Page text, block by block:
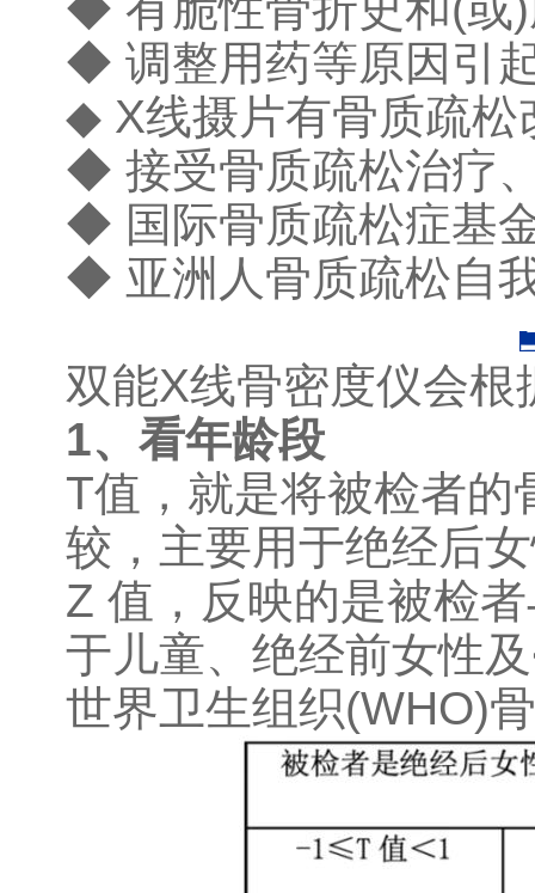
◆ 调整用药等原因引
◆ X线摄片有骨质疏松
◆ 接受骨质疏松治疗
◆ 国际骨质疏松症基
◆ 亚洲人骨质疏松自
双能X线骨密度仪会
1、看年龄段
T值，就是将被检者的
较，主要用于绝经后
Z 值，反映的是被检
于儿童、绝经前女性
世界卫生组织(WHO)